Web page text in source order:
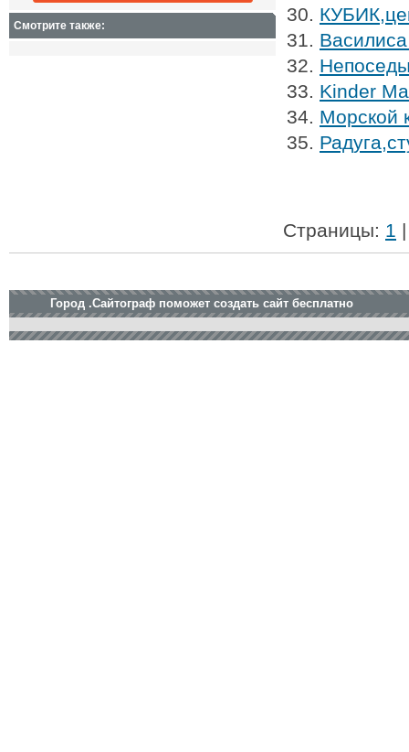
Kinder
Морской
Страницы: 1
Смотрите также:
Город .Сайтограф поможет создать сайт бесплатно